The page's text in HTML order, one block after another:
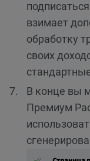
взимает
обработку
своих
В конце вы
Премиум